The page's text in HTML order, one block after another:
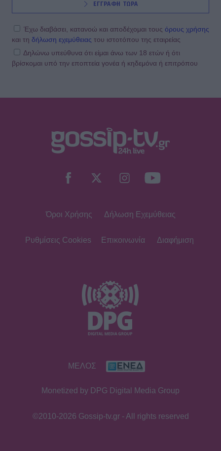
ΕΓΓΡΑΦΗ ΤΩΡΑ
Έχω διαβάσει, κατανοώ και αποδέχομαι τους όρους χρήσης
και τη δήλωση εχεμύθειας του ιστοτόπου της εταιρείας
Δηλώνω υπεύθυνα ότι είμαι άνω των 18 ετών ή ότι
βρίσκομαι υπό την εποπτεία γονέα ή κηδεμόνα ή επιτρόπου
Όροι Χρήσης Δήλωση Εχεμύθειας
Ρυθμίσεις Cookies Επικοινωνία Διαφήμιση
ΜΕΛΟΣ
Monetized by DPG Digital Media Group
©2010-2026 Gossip-tv.gr - All rights reserved